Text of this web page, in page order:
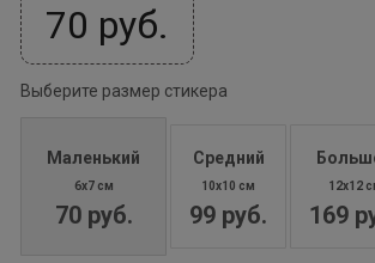
70 руб.
Выберите размер стикера
Маленький
6x7 см
70 руб.
Средний
10x10 см
99 руб.
12x12
169